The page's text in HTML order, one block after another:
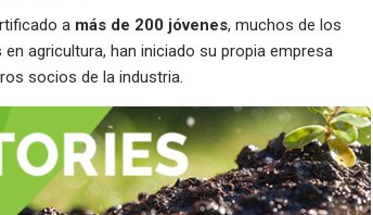
a más de 200 jóvenes, muchos de los
agricultura, han iniciado su propia empresa
socios de la industria.